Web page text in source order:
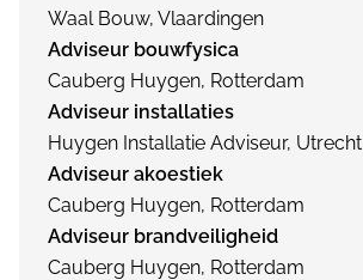
Waal Bouw, Vlaardingen
Adviseur bouwfysica
Cauberg Huygen, Rotterdam
Adviseur installaties
Huygen Installatie Adviseur, Utrecht
Adviseur akoestiek
Cauberg Huygen, Rotterdam
Adviseur brandveiligheid
Cauberg Huygen, Rotterdam